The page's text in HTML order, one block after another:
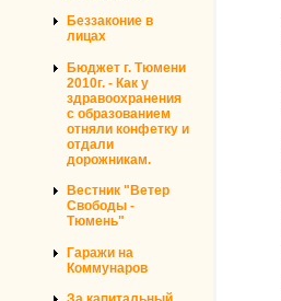
Беззаконие в
лицах
Бюджет г. Тюмени
2010г. - Как у
здравоохранения
с образованием
отняли конфетку и
отдали
дорожникам.
Вестник "Ветер
Свободы -
Тюмень"
Гаражи на
Коммунаров